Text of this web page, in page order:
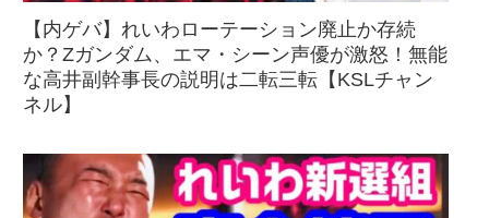
【内ゲバ】れいわローテーション廃止か存続
か？Zガンダム、エマ・シーン声優が激怒！無能
な高井副幹事長の説明は二転三転【KSLチャン
ネル】